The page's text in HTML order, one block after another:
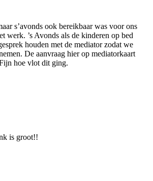
s’avonds ook bereikbaar was voor ons
werk. ’s Avonds als de kinderen op bed
houden met de mediator zodat we
De aanvraag hier op mediatorkaart
hoe vlot dit ging.
is groot!!